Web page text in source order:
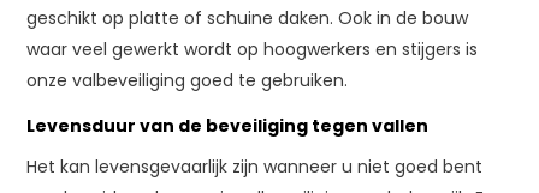
geschikt op platte of schuine daken. Ook in de bouw
waar veel gewerkt wordt op hoogwerkers en stijgers is
onze valbeveiliging goed te gebruiken.
Levensduur van de beveiliging tegen vallen
Het kan levensgevaarlijk zijn wanneer u niet goed bent